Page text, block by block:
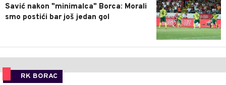
Savić nakon "minimalca" Borca: Morali
smo postići bar još jedan gol
RK BORAC